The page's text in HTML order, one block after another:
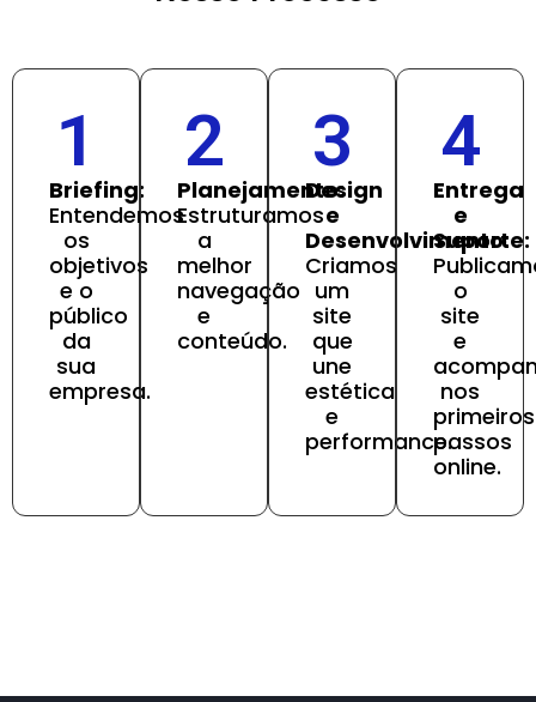
1
Briefing:
Entendemos
os
objetivos
e o
público
da
sua
empresa.
2
Planejamento:
Estruturamos
a
melhor
navegação
e
conteúdo.
3
Design
e
Desenvolvimento:
Criamos
um
site
que
une
estética
e
performance.
4
Entrega
e
Suporte:
o
site
e
nos
primeiros
passos
online.